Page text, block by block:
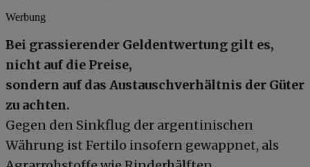
Werbung
Bei grassierender Geldentwertung gilt es,
nicht auf die Preise,
sondern auf das Austauschverhältnis der Güter
zu achten.
Gegen den Sinkflug der argentinischen
Währung ist Fertilo insofern gewappnet, als